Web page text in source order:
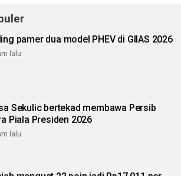
pamer dua model PHEV di GIIAS 2026
lalu
Sekulic bertekad membawa Persib
Piala Presiden 2026
lalu